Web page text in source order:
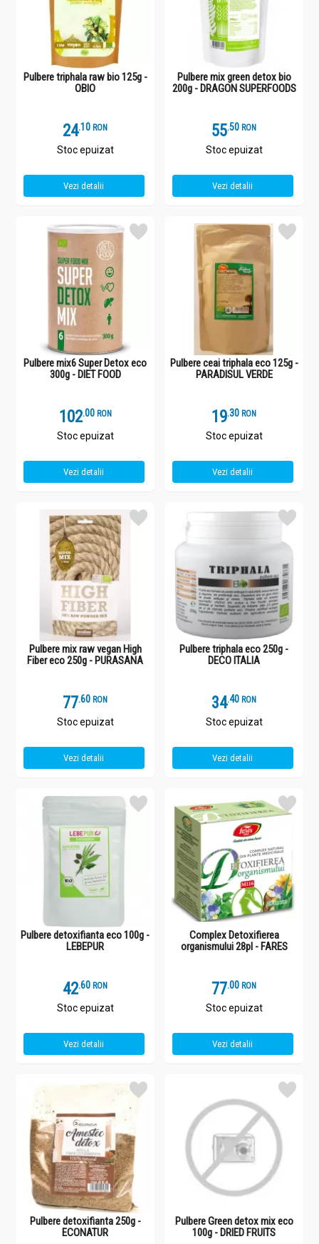
Pulbere triphala raw bio 125g -
OBIO
24.1 RON
Stoc epuizat
Vezi detalii
Pulbere mix green detox bio
200g - DRAGON SUPERFOODS
55.5 RON
Stoc epuizat
Vezi detalii
Pulbere mix6 Super Detox eco
300g - DIET FOOD
102.0 RON
Stoc epuizat
Vezi detalii
Pulbere ceai triphala eco 125g -
PARADISUL VERDE
19.3 RON
Stoc epuizat
Vezi detalii
Pulbere mix raw vegan High
Fiber eco 250g - PURASANA
77.6 RON
Stoc epuizat
Vezi detalii
Pulbere triphala eco 250g -
DECO ITALIA
34.4 RON
Stoc epuizat
Vezi detalii
Pulbere detoxifianta eco 100g -
LEBEPUR
42.6 RON
Stoc epuizat
Vezi detalii
Complex Detoxifierea
organismului 28pl - FARES
77.0 RON
Stoc epuizat
Vezi detalii
Pulbere detoxifianta 250g -
ECONATUR
Pulbere Green detox mix eco
100g - DRIED FRUITS